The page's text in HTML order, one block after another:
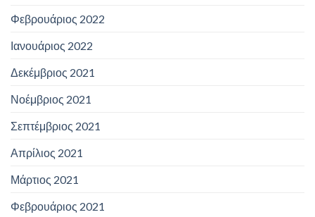
Φεβρουάριος 2022
Ιανουάριος 2022
Δεκέμβριος 2021
Νοέμβριος 2021
Σεπτέμβριος 2021
Απρίλιος 2021
Μάρτιος 2021
Φεβρουάριος 2021